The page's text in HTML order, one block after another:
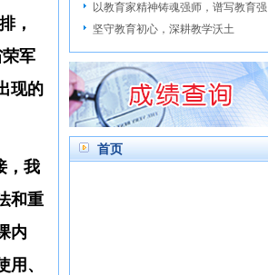
，
荣军
现的
，我
和重
内
用、
以教育家精神铸魂强师，谱写教育强
坚守教育初心，深耕教学沃土
首页